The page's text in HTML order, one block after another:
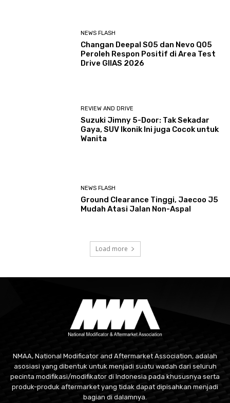
NEWS FLASH
Changan Deepal S05 dan Nevo Q05
Peroleh Respon Positif di Area Test
Drive GIIAS 2026
REVIEW AND DRIVE
Suzuki Jimny 5-Door: Tak Sekadar
Gaya, SUV Ikonik Ini juga Cocok untuk
Wanita
NEWS FLASH
Ground Clearance Tinggi, Jaecoo J5
Mudah Atasi Jalan Non-Aspal
Load more
NMAA, National Modificator and Aftermarket Association, adalah
asosiasi yang dibentuk untuk menjadi suatu wadah dari seluruh
pecinta modifikasi/modifikator di Indonesia pada khususnya serta
produk-produk aftermarket yang tidak dapat dipisahkan menjadi
bagian di dalamnya.